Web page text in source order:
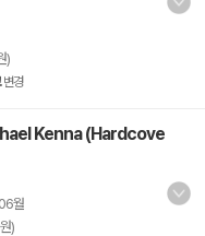
)
변경
Kenna (Hardcove
월
)